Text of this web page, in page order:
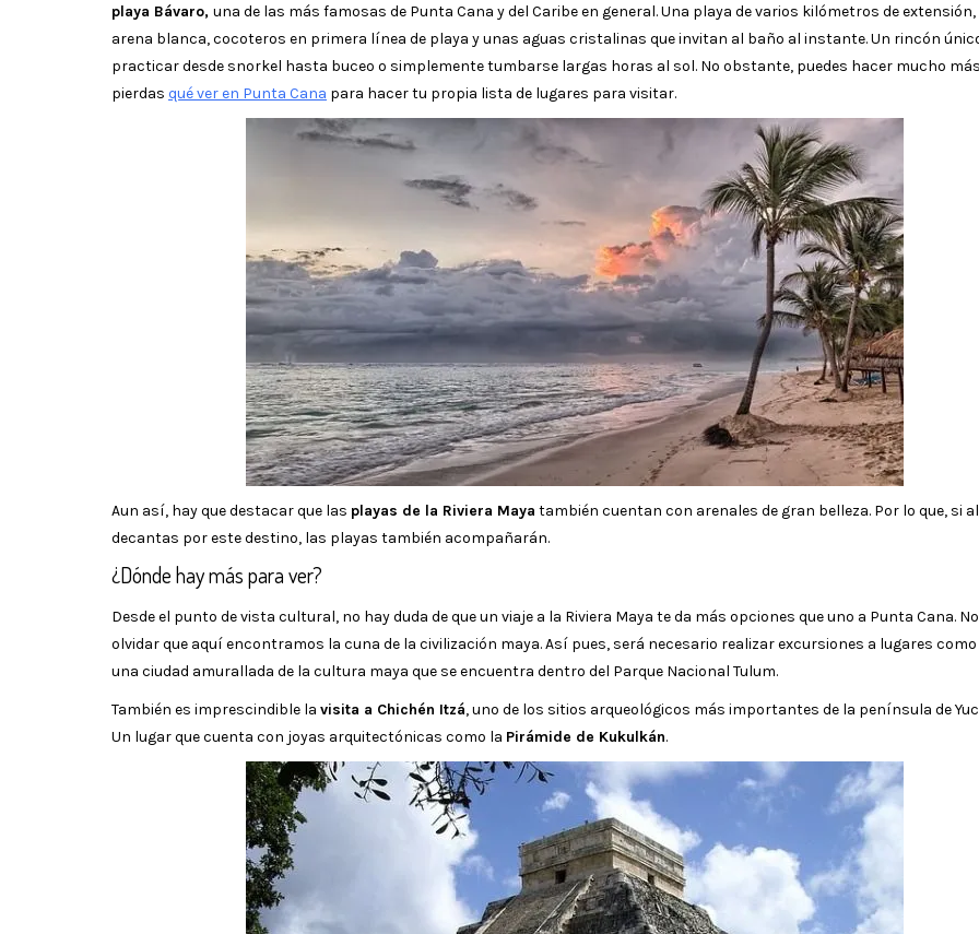
playa Bávaro, una de las más famosas de Punta Cana y del Caribe en general. Una playa de varios kilómetros de
arena blanca, cocoteros en primera línea de playa y unas aguas cristalinas que invitan al baño al instante. Un rincón
practicar desde snorkel hasta buceo o simplemente tumbarse largas horas al sol. No obstante, puedes hacer mucho
pierdas qué ver en Punta Cana para hacer tu propia lista de lugares para visitar.
Aun así, hay que destacar que las playas de la Riviera Maya también cuentan con arenales de gran belleza. Por lo que, si
decantas por este destino, las playas también acompañarán.
¿Dónde hay más para ver?
Desde el punto de vista cultural, no hay duda de que un viaje a la Riviera Maya te da más opciones que uno a Punta Cana.
olvidar que aquí encontramos la cuna de la civilización maya. Así pues, será necesario realizar excursiones a lugares como
una ciudad amurallada de la cultura maya que se encuentra dentro del Parque Nacional Tulum.
También es imprescindible la visita a Chichén Itzá, uno de los sitios arqueológicos más importantes de la península de
Un lugar que cuenta con joyas arquitectónicas como la Pirámide de Kukulkán.